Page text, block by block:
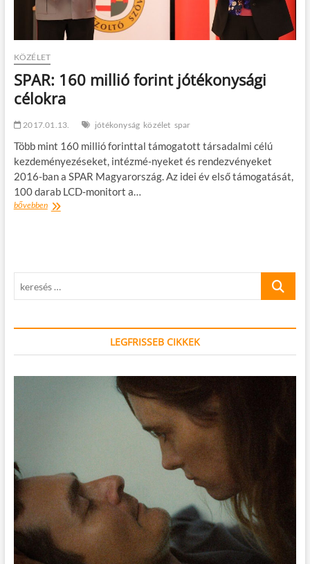
KÖZÉLET
SPAR: 160 millió forint jótékonysági
célokra
2017.01.13. jótékonyság közélet spar
Több mint 160 millió forinttal támogatott társadalmi célú
kezdeményezéseket, intézmé-nyeket és rendezvényeket
2016-ban a SPAR Magyarország. Az idei év első támogatását,
100 darab LCD-monitort a…
bővebbenSPAR:
keresés
LEGFRISSEB CIKKEK